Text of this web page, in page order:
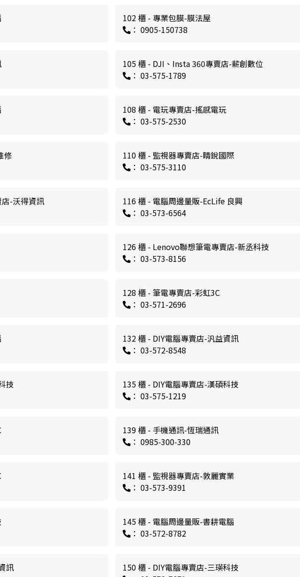
102 櫃 - 專業包膜-膜法屋
： 0905-150738
105 櫃 - DJI、Insta 360專賣店-薪創數位
： 03-575-1789
108 櫃 - 電玩專賣店-搖感電玩
： 03-575-2530
修
110 櫃 - 監視器專賣店-睛銳國際
： 03-575-3110
-沃得資訊
116 櫃 - 電腦周邊量販-EcLife 良興
： 03-573-6564
126 櫃 - Lenovo聯想筆電專賣店-新丞科技
： 03-573-8156
128 櫃 - 筆電專賣店-彩虹3C
： 03-571-2696
132 櫃 - DIY電腦專賣店-汎益資訊
： 03-572-8548
技
135 櫃 - DIY電腦專賣店-漢碩科技
： 03-575-1219
139 櫃 - 手機通訊-恆瑞通訊
： 0985-300-330
141 櫃 - 監視器專賣店-敦麗實業
： 03-573-9391
145 櫃 - 電腦周邊量販-書耕電腦
： 03-572-8782
訊
150 櫃 - DIY電腦專賣店-三瑛科技